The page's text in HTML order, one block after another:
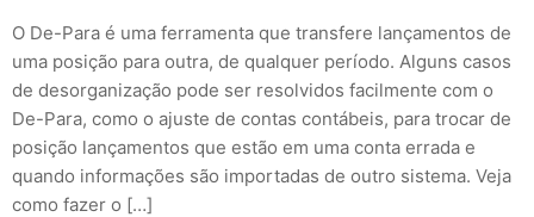
O De-Para é uma ferramenta que transfere lançamentos de
uma posição para outra, de qualquer período. Alguns casos
de desorganização pode ser resolvidos facilmente com o
De-Para, como o ajuste de contas contábeis, para trocar de
posição lançamentos que estão em uma conta errada e
quando informações são importadas de outro sistema. Veja
como fazer o […]